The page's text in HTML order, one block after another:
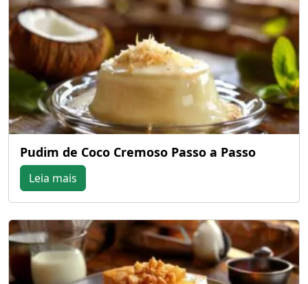
Pudim de Coco Cremoso Passo a Passo
Leia mais